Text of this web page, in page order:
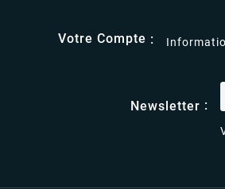
Votre Compte
Newsletter